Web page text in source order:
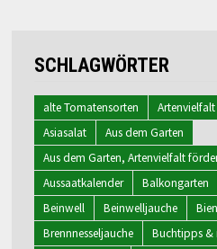
SCHLAGWÖRTER
alte Tomatensorten Artenvielfalt
Asiasalat
Aus dem Garten
Aus dem Garten, Artenvielfalt
Aussaatkalender
Balkongarten
Beinwell
Beinwelljauche
Brennnesseljauche
Buchtipps &